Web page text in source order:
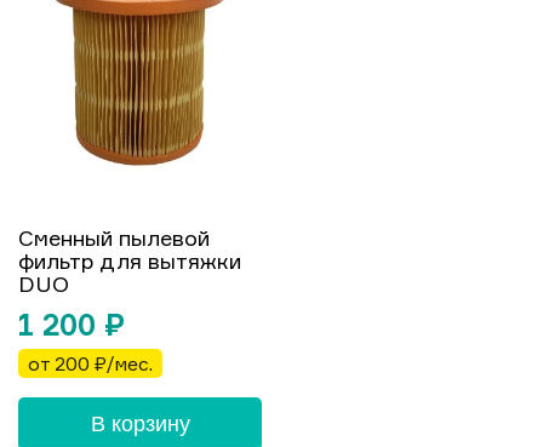
Сменный пылевой
фильтр для вытяжки
DUO
1 200 ₽
от 200 ₽/мес.
В корзину